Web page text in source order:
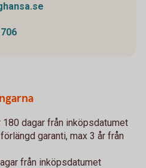
dagar från inköpsdatumet
garanti, max 3 år från
från inköpsdatumet